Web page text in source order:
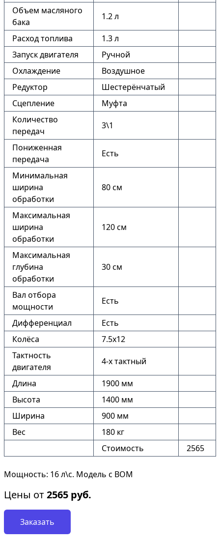
Объем масляного
бака
1.2 л
Расход топлива
1.3 л
Запуск двигателя
Ручной
Охлаждение
Воздушное
Редуктор
Шестерёнчатый
Сцепление
Муфта
Количество
передач
3\1
Пониженная
передача
Есть
Минимальная
ширина
обработки
80 см
Максимальная
ширина
обработки
120 см
Максимальная
глубина
обработки
30 см
Вал отбора
мощности
Есть
Дифференциал
Есть
Колёса
7.5х12
Тактность
двигателя
4-х тактный
Длина
1900 мм
Высота
1400 мм
Ширина
900 мм
Вес
180 кг
Стоимость
2565
Мощность: 16 л\с. Модель с ВОМ
Цены от2565 руб.
Заказать